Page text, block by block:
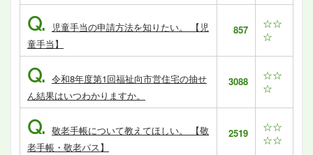
Q.
児童手当の申請方法を知りたい。 【児
童手当】
857
☆☆
☆
Q. 令和8年度第1回福祉向市営住宅の抽せ
ん結果はいつわかりますか。
3088
☆☆
☆
Q. 敬老手帳について教えてほしい。 【敬
老手帳・敬老パス】
2519
☆☆
☆☆